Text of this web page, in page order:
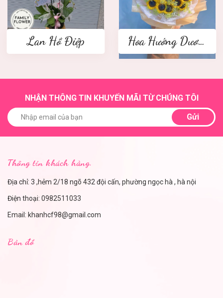
Lan Hồ Điệp Hoa Hướng Dương
NHẬN THÔNG TIN KHUYẾN MÃI TỪ CHÚNG TÔI
Gửi
Thông tin khách hàng.
Địa chỉ: 3 ,hẻm 2/18 ngõ 432 đội cấn, phường ngọc hà , hà nội
Điện thoại: 0982511033
Email: khanhcf98@gmail.com
Bản đồ